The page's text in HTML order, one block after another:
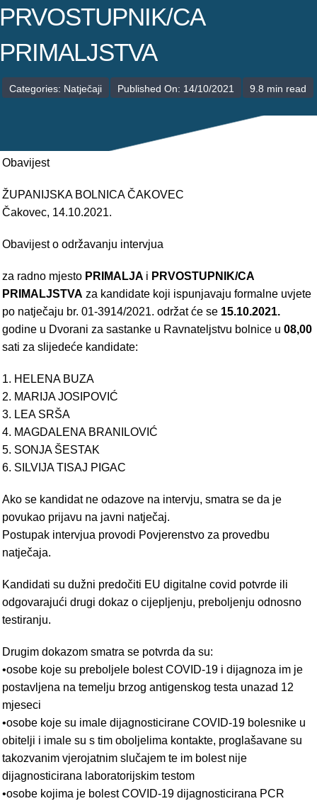
JEDINICE NEZDRAVSTVENIH DJELATNOSTI
CA
Categories: Natječaji Published On: 14/10/2021 9.8 min read
Obavijest
ŽUPANIJSKA BOLNICA ČAKOVEC
Čakovec, 14.10.2021.
Obavijest o održavanju intervjua
za radno mjesto PRIMALJA i PRVOSTUPNIK/CA
PRIMALJSTVA za kandidate koji ispunjavaju formalne uvjete
po natječaju br. 01-3914/2021. održat će se 15.10.2021.
godine u Dvorani za sastanke u Ravnateljstvu bolnice u 08,00
sati za slijedeće kandidate:
1. HELENA BUZA
2. MARIJA JOSIPOVIĆ
3. LEA SRŠA
4. MAGDALENA BRANILOVIĆ
5. SONJA ŠESTAK
6. SILVIJA TISAJ PIGAC
Ako se kandidat ne odazove na intervju, smatra se da je
povukao prijavu na javni natječaj.
Postupak intervjua provodi Povjerenstvo za provedbu
natječaja.
Kandidati su dužni predočiti EU digitalne covid potvrde ili
odgovarajući drugi dokaz o cijepljenju, preboljenju odnosno
testiranju.
Drugim dokazom smatra se potvrda da su:
•osobe koje su preboljele bolest COVID-19 i dijagnoza im je
postavljena na temelju brzog antigenskog testa unazad 12
mjeseci
•osobe koje su imale dijagnosticirane COVID-19 bolesnike u
obitelji i imale su s tim oboljelima kontakte, proglašavane su
takozvanim vjerojatnim slučajem te im bolest nije
dijagnosticirana laboratorijskim testom
•osobe kojima je bolest COVID-19 dijagnosticirana PCR